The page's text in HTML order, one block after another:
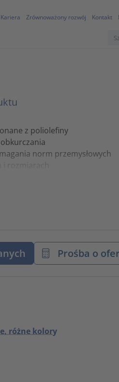
Kariera Zrównoważony rozwój Kontakt
z poliolefiny
norm przemysłowych
rozmiarach
Prośba o
różne kolory